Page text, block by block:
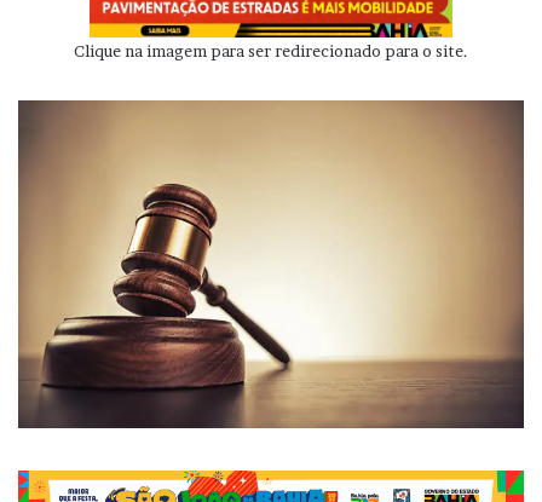
Clique na imagem para ser redirecionado para o site.